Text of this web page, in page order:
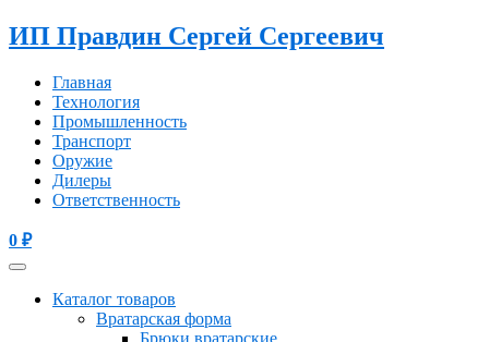
ИП Правдин Сергей Сергеевич
Главная
Технология
Промышленность
Транспорт
Оружие
Дилеры
Ответственность
0 ₽
Каталог товаров
Вратарская форма
Брюки вратарские